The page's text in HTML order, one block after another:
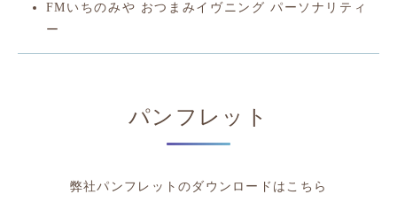
FMいちのみや おつまみイヴニング パーソナリティ
ー
パンフレット
弊社パンフレットのダウンロードはこちら